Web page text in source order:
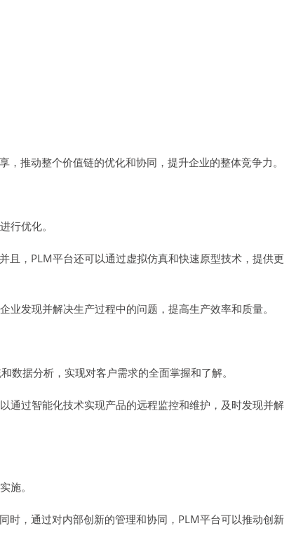
推动整个价值链的优化和协同，提升企业的整体竞争力。
行优化。
且，PLM平台还可以通过虚拟仿真和快速原型技术，提供更
发现并解决生产过程中的问题，提高生产效率和质量。
据分析，实现对客户需求的全面掌握和了解。
通过智能化技术实现产品的远程监控和维护，及时发现并解
施。
时，通过对内部创新的管理和协同，PLM平台可以推动创新